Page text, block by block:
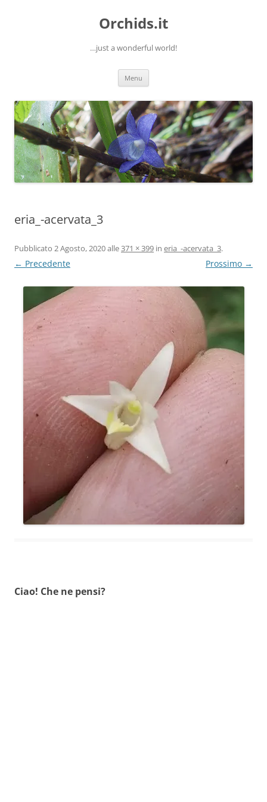
Orchids.it
…just a wonderful world!
Menu
eria_-acervata_3
Pubblicato 2 Agosto, 2020alle371 × 399 in eria_-acervata_3.
← Precedente Prossimo →
Ciao! Che ne pensi?